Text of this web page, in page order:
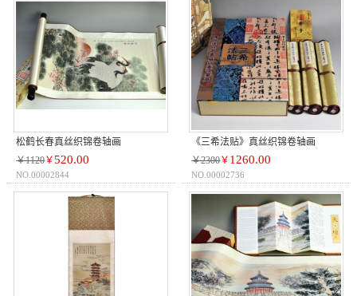
松鹤长春真丝织锦卷轴画
￥1120￥520.00
NO.00002844
《三希法贴》真丝织锦卷轴画
￥2300￥ 1260.00
NO.00002736